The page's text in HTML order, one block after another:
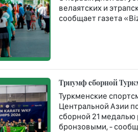
велаятских и
сообщает газета
Триумф сборной
Туркменские
Центральной Азии
сборной 21
бронзовыми, -